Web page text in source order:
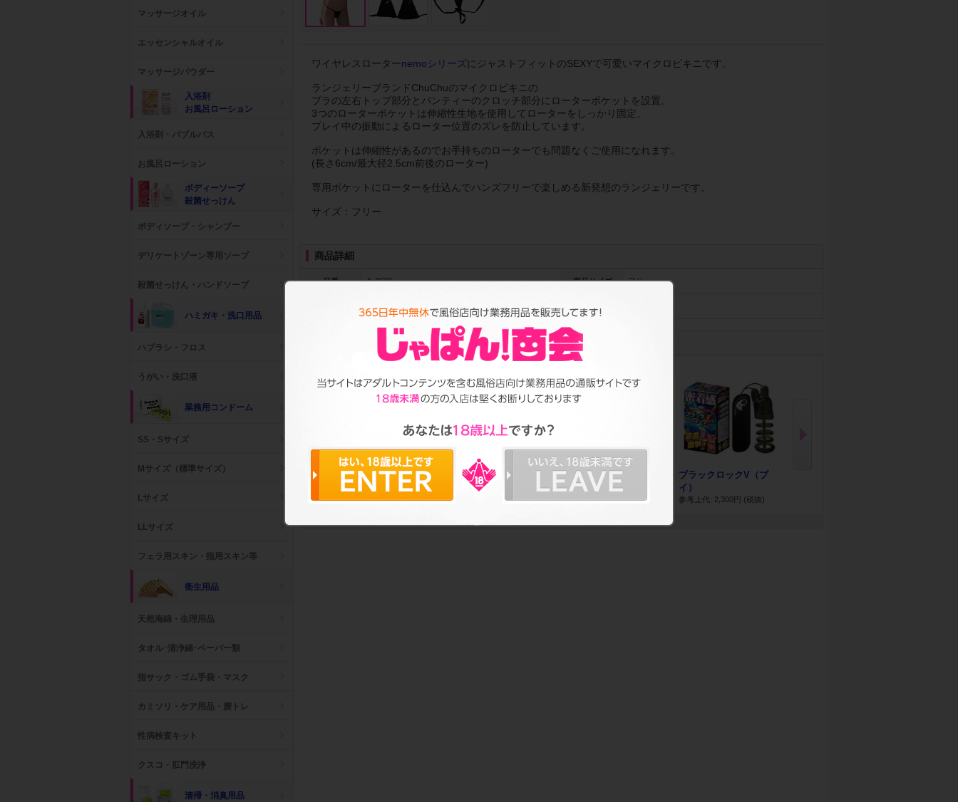
マッサージオイル
エッセンシャルオイル
マッサージパウダー
入浴剤
お風呂ローション
入浴剤・バブルバス
お風呂ローション
ボディーソープ
殺菌せっけん
ボディソープ・シャンプー
デリケートゾーン専用ソープ
殺菌せっけん・ハンドソープ
ハミガキ・洗口用品
ハブラシ・フロス
うがい・洗口液
業務用コンドーム
SS・Sサイズ
Mサイズ（標準サイズ）
Lサイズ
LLサイズ
フェラ用スキン・指用スキン等
衛生用品
天然海綿・生理用品
タオル･清浄綿･ペーパー類
指サック・ゴム手袋・マスク
カミソリ・ケア用品・膣トレ
性病検査キット
クスコ・肛門洗浄
清掃・消臭用品
ワイヤレスローターnemoシリーズにジャストフィットのSEXYで可愛いマイクロビキニです。
ランジェリーブランドChuChuのマイクロビキニの
ブラの左右トップ部分とパンティーのクロッチ部分にローターポケットを設置。
3つのローターポケットは伸縮性生地を使用してローターをしっかり固定、
プレイ中の振動によるローター位置のズレを防止しています。
ポケットは伸縮性があるのでお手持ちのローターでも問題なくご使用になれます。
(長さ6cm/最大径2.5cm前後のローター)
専用ポケットにローターを仕込んでハンズフリーで楽しめる新発想のランジェリーです。
サイズ：フリー
商品詳細
品番 A_0691 商品サイズ フリー
カラー
本商品を購入した方は下の商品も購入しています
us
リモートイン マット
参考上代: 4,000円
nemo ローターポケッ
ト付きショーツ...
参考上代: 1,300円(税抜)
nemo ローターポケッ
ト付きマイクロ...
参考上代: 1,500円(税抜)
nemo ローターポケッ
ト付きマイクロ...
参考上代: 1,500円(税抜)
ブラックロックV（ブ
イ）
参考上代: 2,300円 (税抜)
ex
1 2 3 4